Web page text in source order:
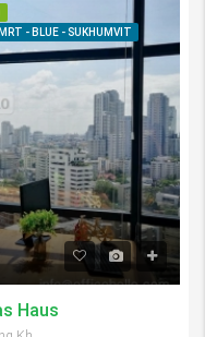
MRT - BLUE - SUKHUMVIT
Haus